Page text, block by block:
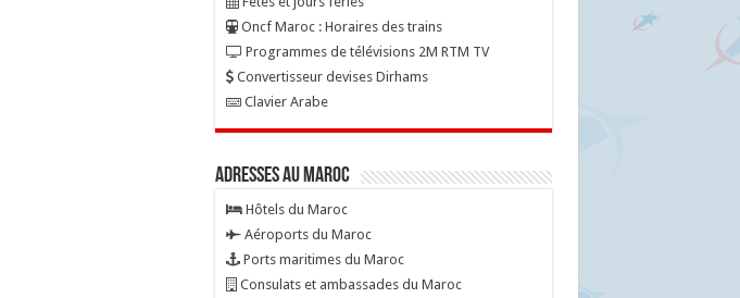
Oncf Maroc : Horaires des trains
Programmes de télévisions 2M RTM TV
Convertisseur devises Dirhams
Clavier Arabe
Adresses au Maroc
Hôtels du Maroc
Aéroports du Maroc
Ports maritimes du Maroc
Consulats et ambassades du Maroc